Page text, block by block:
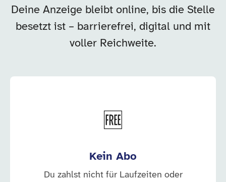
Deine Anzeige bleibt online, bis die Stelle
besetzt ist – barrierefrei, digital und mit
voller Reichweite.
🆓
Kein Abo
Du zahlst nicht für Laufzeiten oder